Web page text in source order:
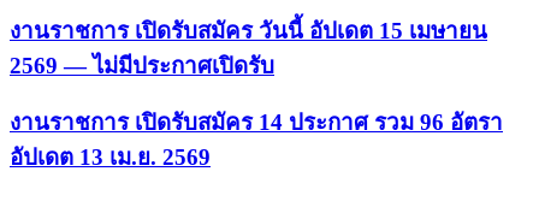
งานราชการ เปิดรับสมัคร วันนี้ อัปเดต 15 เมษายน
2569 — ไม่มีประกาศเปิดรับ
งานราชการ เปิดรับสมัคร 14 ประกาศ รวม 96 อัตรา
อัปเดต 13 เม.ย. 2569